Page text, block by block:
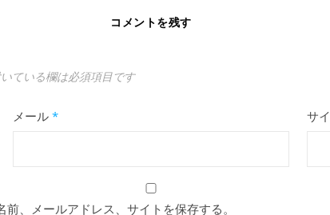
コメントを残す
ている欄は必須項目です
メール* サ
、メールアドレス、サイトを保存する。